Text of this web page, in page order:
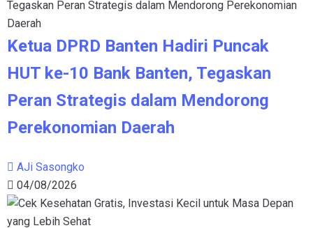
Ketua DPRD Banten Hadiri Puncak
HUT ke-10 Bank Banten, Tegaskan
Peran Strategis dalam Mendorong
Perekonomian Daerah
AJi Sasongko
04/08/2026